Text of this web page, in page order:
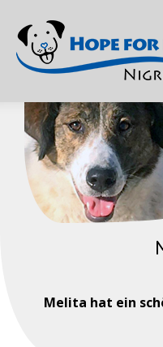
Melita hat ein